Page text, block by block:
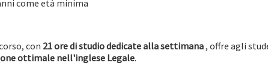
come età minima
con 21 ore di studio dedicate alla settimana, offre agli
ottimale nell'inglese Legale.